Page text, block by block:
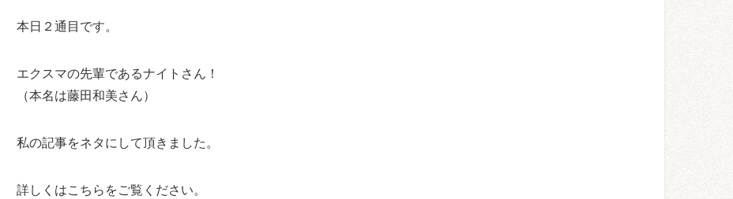
本日２通目です。
エクスマの先輩であるナイトさん！
（本名は藤田和美さん）
私の記事をネタにして頂きました。
詳しくはこちらをご覧ください。